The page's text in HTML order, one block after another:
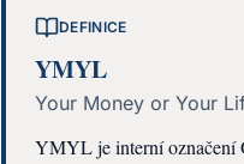
DEFINICE
YMYL
Your Money or Your
YMYL je interní označení